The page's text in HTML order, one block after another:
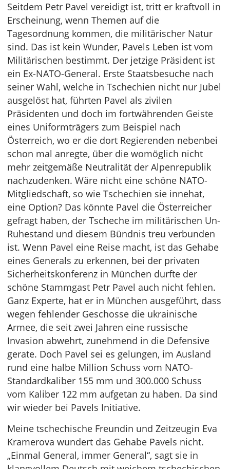
Seitdem Petr Pavel vereidigt ist, tritt er kraftvoll in
Erscheinung, wenn Themen auf die
Tagesordnung kommen, die militärischer Natur
sind. Das ist kein Wunder, Pavels Leben ist vom
Militärischen bestimmt. Der jetzige Präsident ist
ein Ex-NATO-General. Erste Staatsbesuche nach
seiner Wahl, welche in Tschechien nicht nur Jubel
ausgelöst hat, führten Pavel als zivilen
Präsidenten und doch im fortwährenden Geiste
eines Uniformträgers zum Beispiel nach
Österreich, wo er die dort Regierenden nebenbei
schon mal anregte, über die womöglich nicht
mehr zeitgemäße Neutralität der Alpenrepublik
nachzudenken. Wäre nicht eine schöne NATO-
Mitgliedschaft, so wie Tschechien sie innehat,
eine Option? Das könnte Pavel die Österreicher
gefragt haben, der Tscheche im militärischen Un-
Ruhestand und diesem Bündnis treu verbunden
ist. Wenn Pavel eine Reise macht, ist das Gehabe
eines Generals zu erkennen, bei der privaten
Sicherheitskonferenz in München durfte der
schöne Stammgast Petr Pavel auch nicht fehlen.
Ganz Experte, hat er in München ausgeführt, dass
wegen fehlender Geschosse die ukrainische
Armee, die seit zwei Jahren eine russische
Invasion abwehrt, zunehmend in die Defensive
gerate. Doch Pavel sei es gelungen, im Ausland
rund eine halbe Million Schuss vom NATO-
Standardkaliber 155 mm und 300.000 Schuss
vom Kaliber 122 mm aufgetan zu haben. Da sind
wir wieder bei Pavels Initiative.
Meine tschechische Freundin und Zeitzeugin Eva
Kramerova wundert das Gehabe Pavels nicht.
„Einmal General, immer General“, sagt sie in